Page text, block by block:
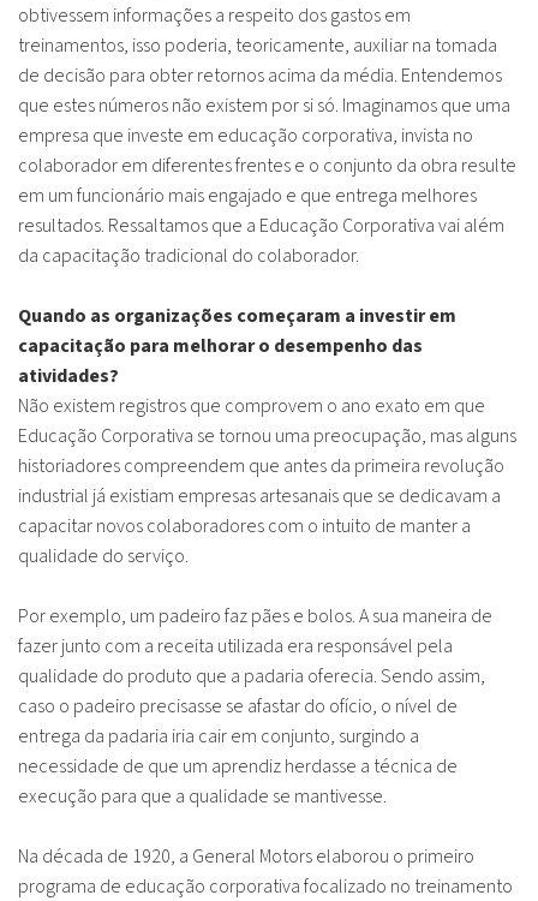
obtivessem informações a respeito dos gastos em
treinamentos, isso poderia, teoricamente, auxiliar na tomada
de decisão para obter retornos acima da média. Entendemos
que estes números não existem por si só. Imaginamos que uma
empresa que investe em educação corporativa, invista no
colaborador em diferentes frentes e o conjunto da obra resulte
em um funcionário mais engajado e que entrega melhores
resultados. Ressaltamos que a Educação Corporativa vai além
da capacitação tradicional do colaborador.
Quando as organizações começaram a investir em
capacitação para melhorar o desempenho das
atividades?
Não existem registros que comprovem o ano exato em que
Educação Corporativa se tornou uma preocupação, mas alguns
historiadores compreendem que antes da primeira revolução
industrial já existiam empresas artesanais que se dedicavam a
capacitar novos colaboradores com o intuito de manter a
qualidade do serviço.
Por exemplo, um padeiro faz pães e bolos. A sua maneira de
fazer junto com a receita utilizada era responsável pela
qualidade do produto que a padaria oferecia. Sendo assim,
caso o padeiro precisasse se afastar do ofício, o nível de
entrega da padaria iria cair em conjunto, surgindo a
necessidade de que um aprendiz herdasse a técnica de
execução para que a qualidade se mantivesse.
Na década de 1920, a General Motors elaborou o primeiro
programa de educação corporativa focalizado no treinamento